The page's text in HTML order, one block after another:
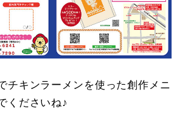
チキンラーメンを使った創作メニ
くださいね♪